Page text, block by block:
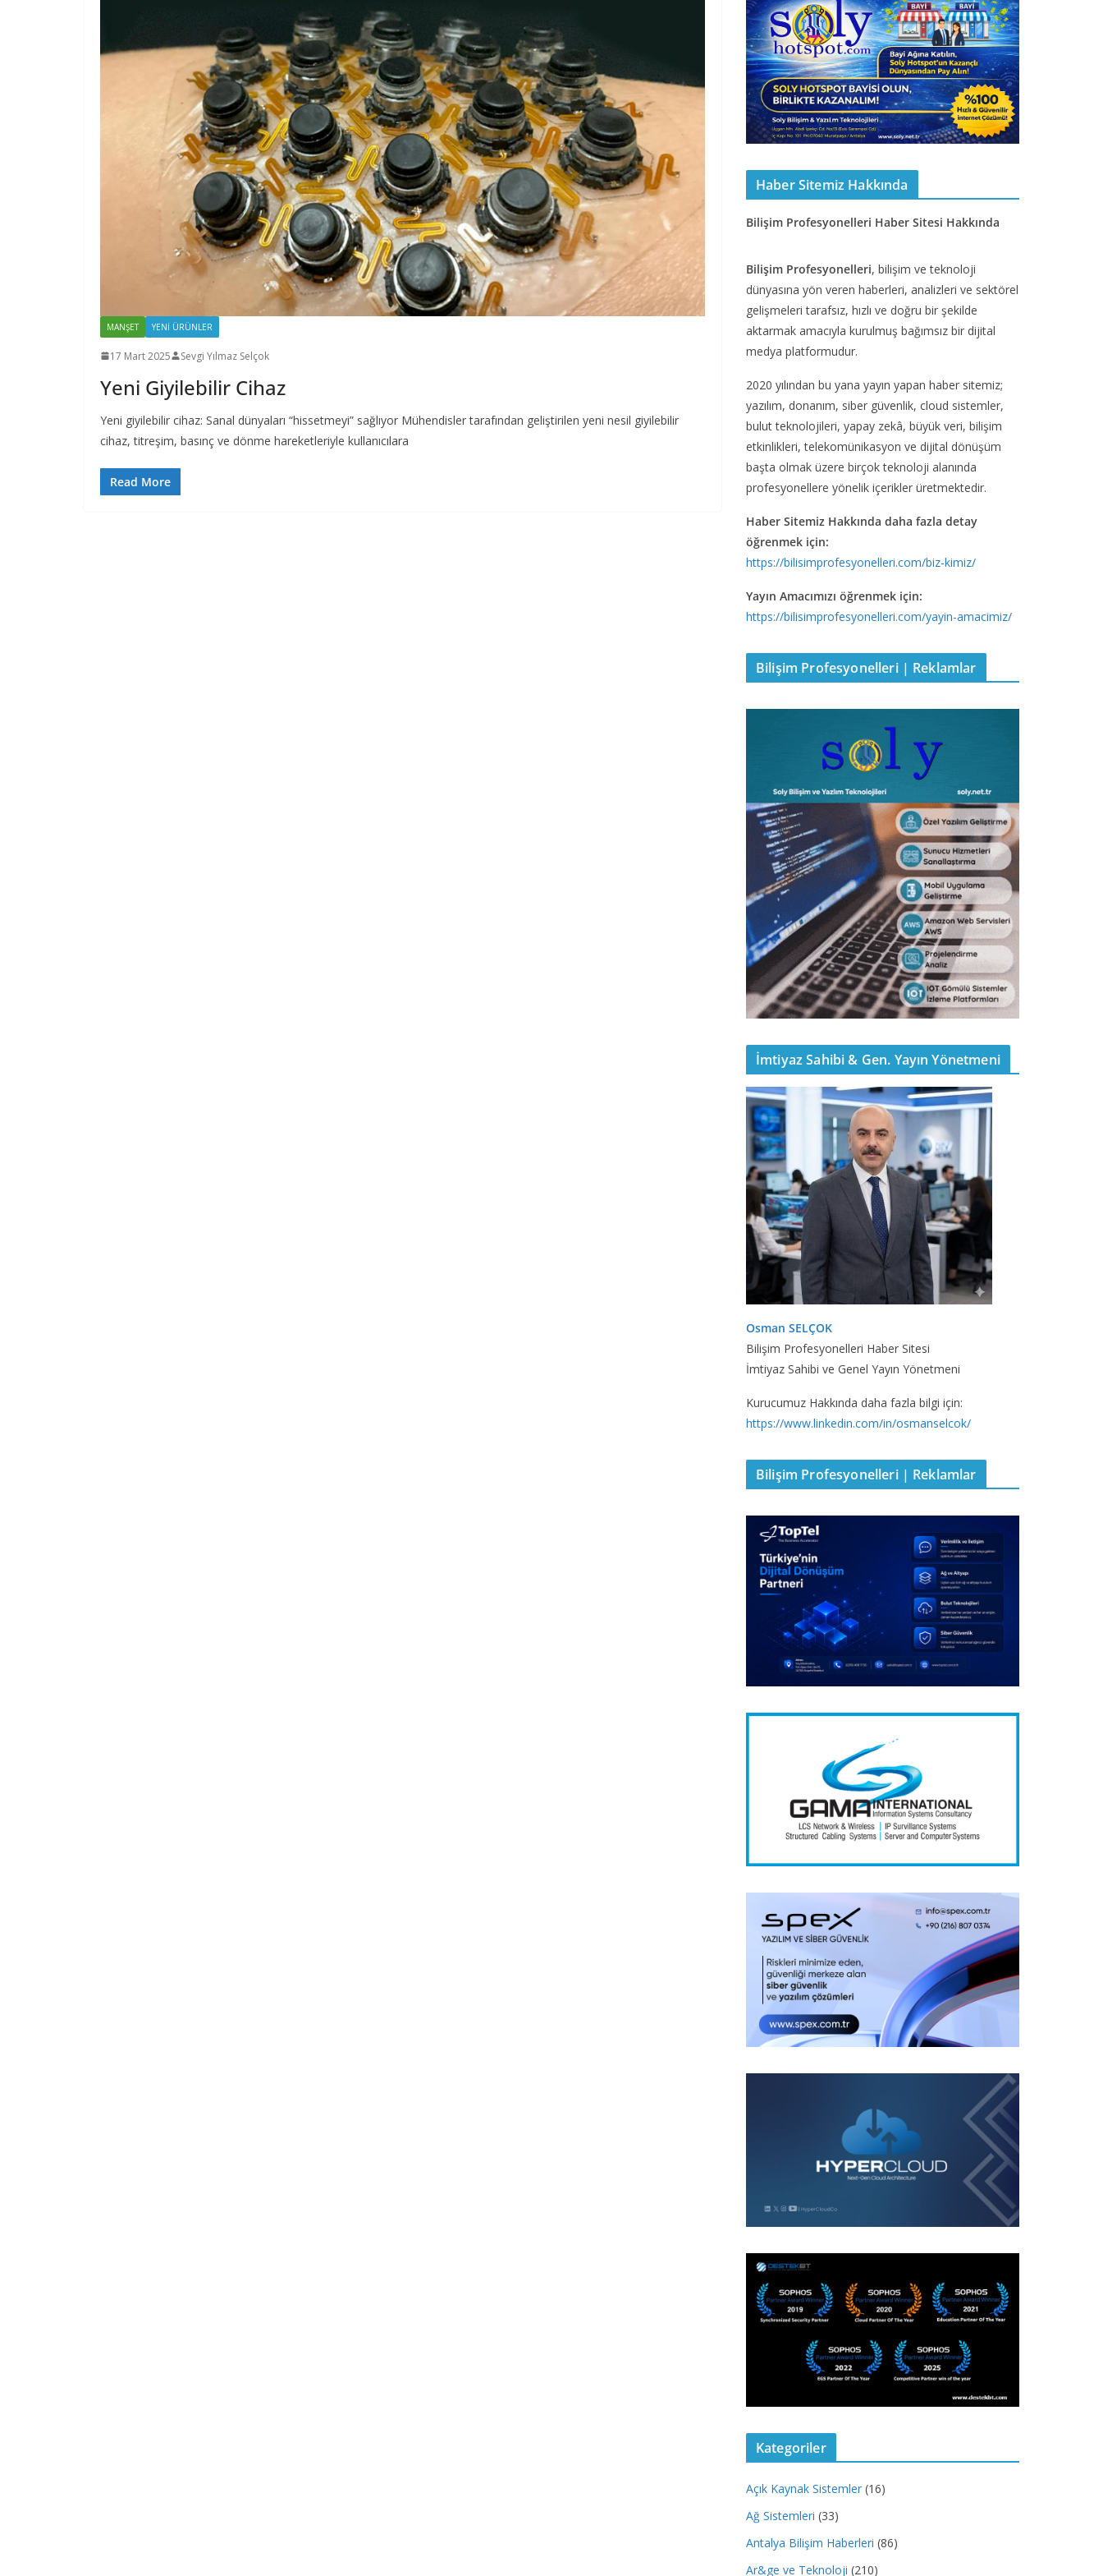
MANŞET YENI ÜRÜNLER
17 Mart 2025 Sevgi Yılmaz Selçok
Yeni Giyilebilir Cihaz
Yeni giyilebilir cihaz: Sanal dünyaları “hissetmeyi” sağlıyor Mühendisler tarafından geliştirilen yeni nesil giyilebilir
cihaz, titreşim, basınç ve dönme hareketleriyle kullanıcılara
Read More
Haber Sitemiz Hakkında
Bilişim Profesyonelleri Haber Sitesi Hakkında
Bilişim Profesyonelleri, bilişim ve teknoloji
dünyasına yön veren haberleri, analizleri ve sektörel
gelişmeleri tarafsız, hızlı ve doğru bir şekilde
aktarmak amacıyla kurulmuş bağımsız bir dijital
medya platformudur.
2020 yılından bu yana yayın yapan haber sitemiz;
yazılım, donanım, siber güvenlik, cloud sistemler,
bulut teknolojileri, yapay zekâ, büyük veri, bilişim
etkinlikleri, telekomünikasyon ve dijital dönüşüm
başta olmak üzere birçok teknoloji alanında
profesyonellere yönelik içerikler üretmektedir.
Haber Sitemiz Hakkında daha fazla detay
öğrenmek için:
https://bilisimprofesyonelleri.com/biz-kimiz/
Yayın Amacımızı öğrenmek için:
https://bilisimprofesyonelleri.com/yayin-amacimiz/
Bilişim Profesyonelleri | Reklamlar
İmtiyaz Sahibi & Gen. Yayın Yönetmeni
Osman SELÇOK
Bilişim Profesyonelleri Haber Sitesi
İmtiyaz Sahibi ve Genel Yayın Yönetmeni
Kurucumuz Hakkında daha fazla bilgi için:
https://www.linkedin.com/in/osmanselcok/
Bilişim Profesyonelleri | Reklamlar
Kategoriler
Açık Kaynak Sistemler (16)
Ağ Sistemleri (33)
Antalya Bilişim Haberleri (86)
Ar&ge ve Teknoloji (210)